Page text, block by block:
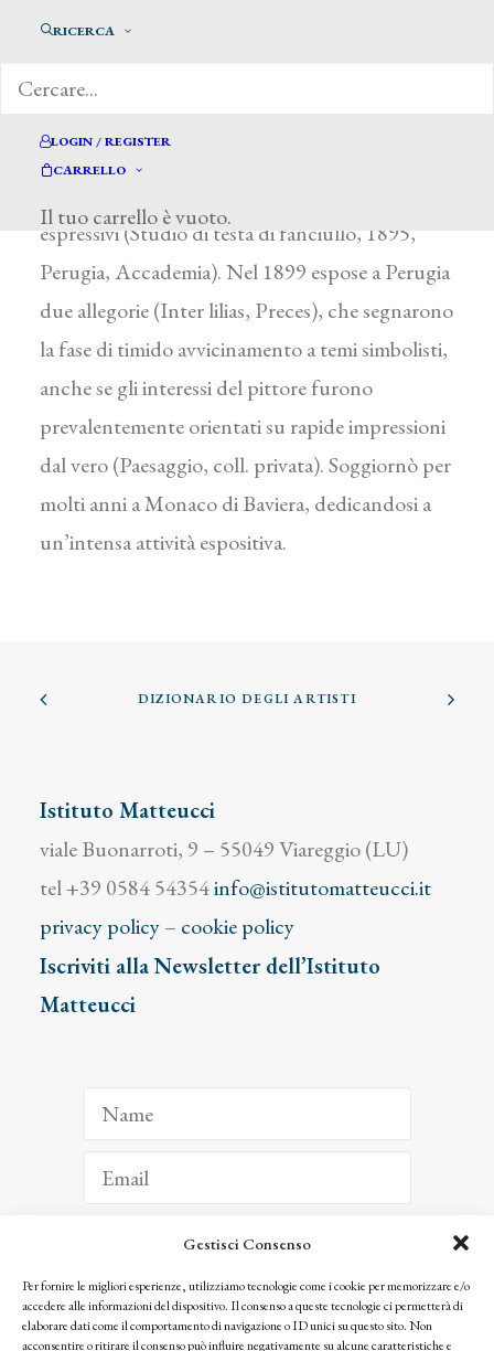
Gestisci Consenso
Per fornire le migliori esperienze, utilizziamo tecnologie come i cookie per memorizzare e/o
accedere alle informazioni del dispositivo. Il consenso a queste tecnologie ci permetterà di
elaborare dati come il comportamento di navigazione o ID unici su questo sito. Non
acconsentire o ritirare il consenso può influire negativamente su alcune caratteristiche e
RICERCA
LOGIN / REGISTER
CARRELLO
Il tuo carrello è vuoto.
Dopo un primo apprendistato nella città natale
sotto la guida di F. Moretti, raggiungendo
espressivi (Studio di testa di fanciullo, 1895,
Perugia, Accademia). Nel 1899 espose a Perugia
due allegorie (Inter lilias, Preces), che segnarono
la fase di timido avvicinamento a temi simbolisti,
anche se gli interessi del pittore furono
prevalentemente orientati su rapide impressioni
dal vero (Paesaggio, coll. privata). Soggiornò per
molti anni a Monaco di Baviera, dedicandosi a
un’intensa attività espositiva.
DIZIONARIO DEGLI ARTISTI
Istituto Matteucci
viale Buonarroti, 9 – 55049 Viareggio (LU)
tel +39 0584 54354info@istitutomatteucci.it
privacy policy– cookie policy
Iscriviti alla Newsletter dell’Istituto
Matteucci
ISCRIVITI
Facendo clic per iscriverti, riconosci che le tue informazioni saranno trattate
seguendo la nostra Privacy Policy